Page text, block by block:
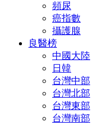
頻尿
癌指數
攝護腺
良醫榜
中國大陸
日韓
台灣中部
台灣北部
台灣東部
台灣南部